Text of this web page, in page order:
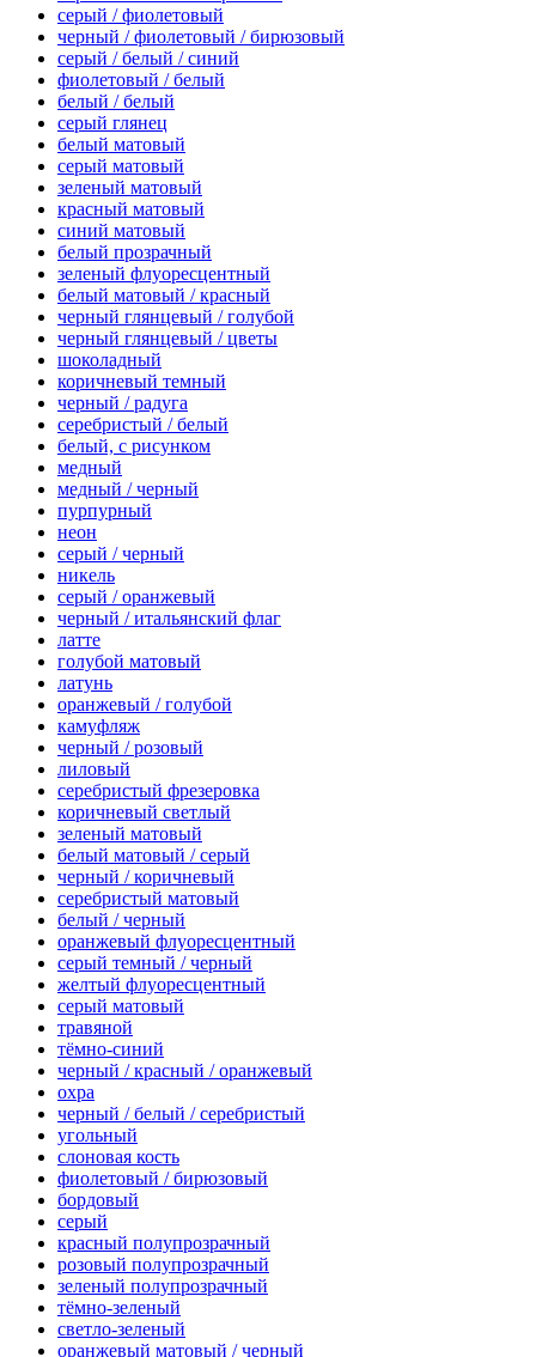
серый / фиолетовый
черный / фиолетовый / бирюзовый
серый / белый / синий
фиолетовый / белый
белый / белый
серый глянец
белый матовый
серый матовый
зеленый матовый
красный матовый
синий матовый
белый прозрачный
зеленый флуоресцентный
белый матовый / красный
черный глянцевый / голубой
черный глянцевый / цветы
шоколадный
коричневый темный
черный / радуга
серебристый / белый
белый, с рисунком
медный
медный / черный
пурпурный
неон
серый / черный
никель
серый / оранжевый
черный / итальянский флаг
латте
голубой матовый
латунь
оранжевый / голубой
камуфляж
черный / розовый
лиловый
серебристый фрезеровка
коричневый светлый
зеленый матовый
белый матовый / серый
черный / коричневый
серебристый матовый
белый / черный
оранжевый флуоресцентный
серый темный / черный
желтый флуоресцентный
серый матовый
травяной
тёмно-синий
черный / красный / оранжевый
охра
черный / белый / серебристый
угольный
слоновая кость
фиолетовый / бирюзовый
бордовый
серый
красный полупрозрачный
розовый полупрозрачный
зеленый полупрозрачный
тёмно-зеленый
светло-зеленый
оранжевый матовый / черный